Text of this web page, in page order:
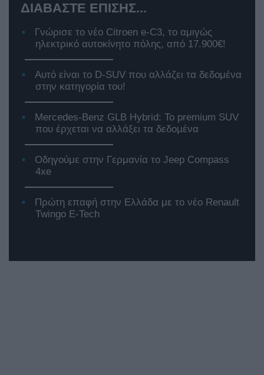
ΔΙΑΒΑΣΤΕ ΕΠΙΣΗΣ...
Γνώρισε το νέο Citroen e-C3, το αμιγώς
ηλεκτρικό αυτοκίνητο πόλης, από 17.900€!
Αυτό είναι το D-SUV που αλλάζει τα δεδομένα
στην κατηγορία του!
Mercedes-Benz GLB Hybrid: Το premium SUV
που έρχεται να αλλάξει τα δεδομένα
Οδηγούμε στην Γερμανία το Jeep Compass
4xe
Πρώτη επαφή στην Ελλάδα με το νέο Renault
Twingo E-Tech